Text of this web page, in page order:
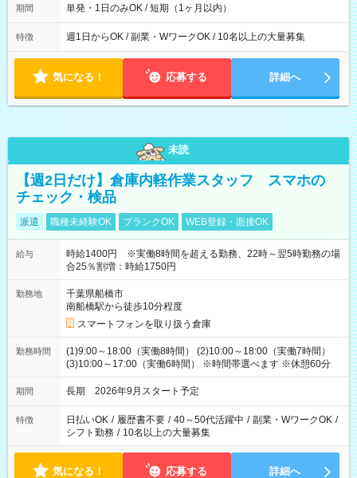
期間 単発・1日のみOK / 短期（1ヶ月以内）
特徴 週1日からOK / 副業・WワークOK / 10名以上の大量募集
気になる！ 応募する 詳細へ
未読
【週2日だけ】倉庫内軽作業スタッフ スマホの
チェック・検品
派遣 職種未経験OK ブランクOK WEB登録・面接OK
給与
時給1400円 ※実働8時間を超える勤務、22時～翌5時勤務の場
合25％割増：時給1750円
勤務地
千葉県船橋市
南船橋駅から徒歩10分程度
スマートフォンを取り扱う倉庫
勤務時間
(1)9:00～18:00（実働8時間） (2)10:00～18:00（実働7時間）
(3)10:00～17:00（実働6時間） ※時間帯選べます ※休憩60分
期間 長期 2026年9月スタート予定
特徴 日払いOK / 履歴書不要 / 40～50代活躍中 / 副業・WワークOK /
シフト勤務 / 10名以上の大量募集
気になる！ 応募する 詳細へ